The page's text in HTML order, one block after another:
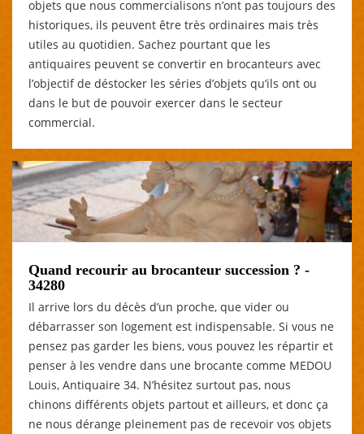
objets que nous commercialisons n’ont pas toujours des
historiques, ils peuvent être très ordinaires mais très
utiles au quotidien. Sachez pourtant que les
antiquaires peuvent se convertir en brocanteurs avec
l’objectif de déstocker les séries d’objets qu’ils ont ou
dans le but de pouvoir exercer dans le secteur
commercial.
Quand recourir au brocanteur succession ? -
34280
Il arrive lors du décès d’un proche, que vider ou
débarrasser son logement est indispensable. Si vous ne
pensez pas garder les biens, vous pouvez les répartir et
penser à les vendre dans une brocante comme MEDOU
Louis, Antiquaire 34. N’hésitez surtout pas, nous
chinons différents objets partout et ailleurs, et donc ça
ne nous dérange pleinement pas de recevoir vos objets